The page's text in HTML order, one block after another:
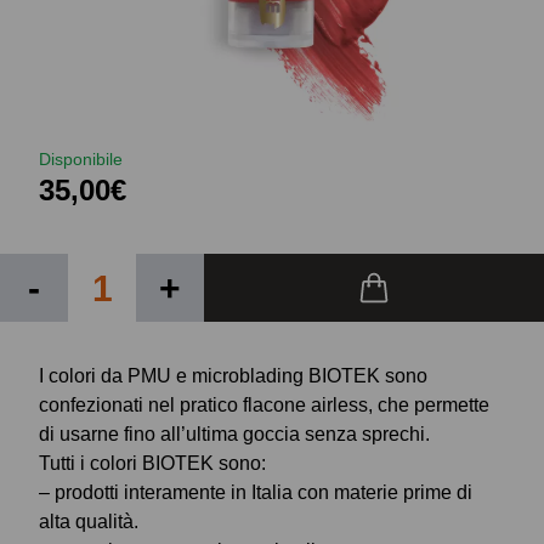
Disponibile
35,00€
- +
I colori da PMU e microblading BIOTEK sono
confezionati nel pratico flacone airless, che permette
di usarne fino all’ultima goccia senza sprechi.
Tutti i colori BIOTEK sono:
– prodotti interamente in Italia con materie prime di
alta qualità.